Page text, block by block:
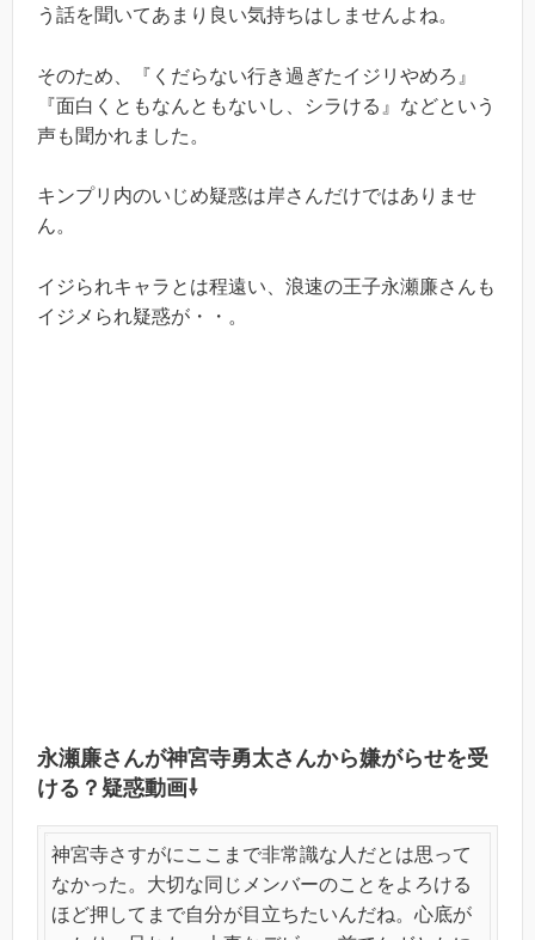
う話を聞いてあまり良い気持ちはしませんよね。
そのため、『くだらない行き過ぎたイジリやめろ』
『面白くともなんともないし、シラける』などという
声も聞かれました。
キンプリ内のいじめ疑惑は岸さんだけではありませ
ん。
イジられキャラとは程遠い、浪速の王子永瀬廉さんも
イジメられ疑惑が・・。
永瀬廉さんが神宮寺勇太さんから嫌がらせを受
ける？疑惑動画⇩
神宮寺さすがにここまで非常識な人だとは思って
なかった。大切な同じメンバーのことをよろける
ほど押してまで自分が目立ちたいんだね。心底が